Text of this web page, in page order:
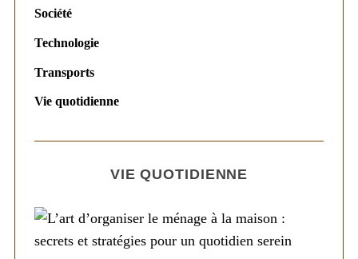
Société
Technologie
Transports
Vie quotidienne
VIE QUOTIDIENNE